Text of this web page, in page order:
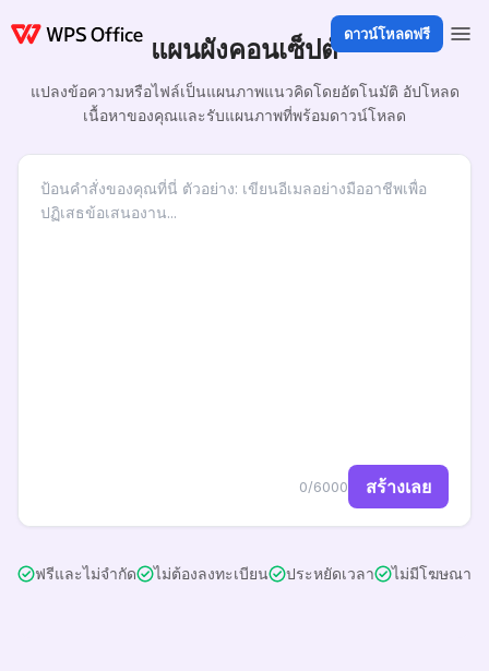
ดาวน์โหลดฟรี
แผนผังคอนเซ็ปต์
แปลงข้อความหรือไฟล์เป็นแผนภาพแนวคิดโดยอัตโนมัติ อัปโหลด
เนื้อหาของคุณและรับแผนภาพที่พร้อมดาวน์โหลด
0/6000 สร้างเลย
ฟรีและไม่จำกัด ไม่ต้องลงทะเบียน ประหยัดเวลา ไม่มีโฆษณา